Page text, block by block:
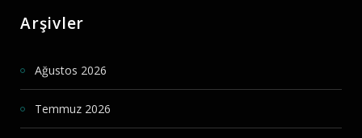
Arşivler
Ağustos 2026
Temmuz 2026